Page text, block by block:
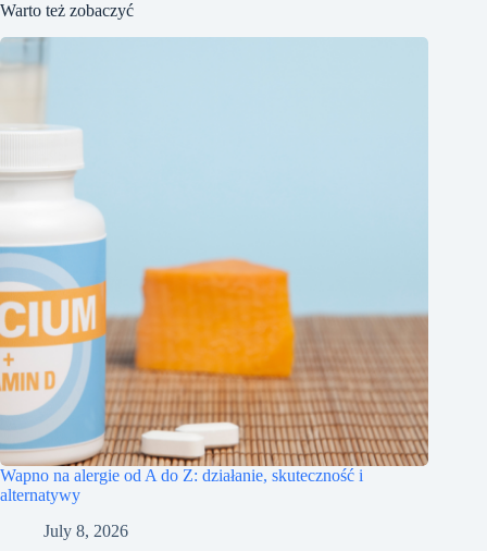
Warto też zobaczyć
Wapno na alergie od A do Z: działanie, skuteczność i
alternatywy
July 8, 2026